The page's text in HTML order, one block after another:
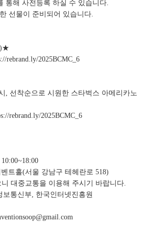
통해 사전등록 하실 수 있습니다.
선물이 준비되어 있습니다.
)★
rebrand.ly/2025BCMC_6
, 선착순으로 시원한 스타벅스 아메리카노
rebrand.ly/2025BCMC_6
트홀(서울 강남구 테헤란로 518)
대중교통을 이용해 주시기 바랍니다.
보통신부, 한국인터넷진흥원